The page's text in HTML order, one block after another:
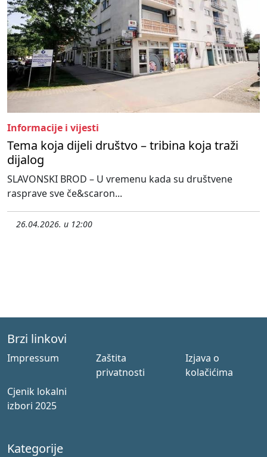
Informacije i vijesti
Tema koja dijeli društvo – tribina koja traži
dijalog
SLAVONSKI BROD – U vremenu kada su društvene
rasprave sve če&scaron...
26.04.2026. u 12:00
Brzi linkovi
Impressum
Zaštita
privatnosti
Izjava o
kolačićima
Cjenik lokalni
izbori 2025
Kategorije